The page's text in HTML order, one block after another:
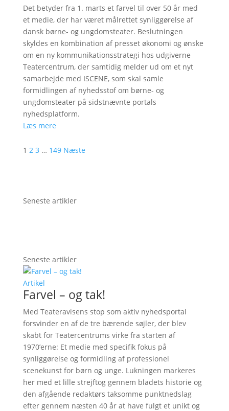
Det betyder fra 1. marts et farvel til over 50 år med
et medie, der har været målrettet synliggørelse af
dansk børne- og ungdomsteater. Beslutningen
skyldes en kombination af presset økonomi og ønske
om en ny kommunikationsstrategi hos udgiverne
Teatercentrum, der samtidig melder ud om et nyt
samarbejde med ISCENE, som skal samle
formidlingen af nyhedsstof om børne- og
ungdomsteater på sidstnævnte portals
nyhedsplatform.
Læs mere
1 2 3 … 149 Næste
Seneste artikler
Seneste artikler
Artikel
Farvel – og tak!
Med Teateravisens stop som aktiv nyhedsportal
forsvinder en af de tre bærende søjler, der blev
skabt for Teatercentrums virke fra starten af
1970’erne: Et medie med specifik fokus på
synliggørelse og formidling af professionel
scenekunst for børn og unge. Lukningen markeres
her med et lille strejftog gennem bladets historie og
den afgående redaktørs taksomme punktnedslag
efter gennem næsten 40 år at have fulgt et unikt og